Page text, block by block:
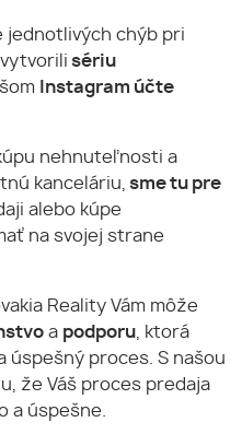
jednotlivých chýb pri
sériu
Instagram účte
nehnuteľnosti a
kanceláriu, sme tu pre
alebo kúpe
na svojej strane
Reality Vám môže
a podporu , ktorá
úspešný proces. S našou
že Váš proces predaja
a úspešne.